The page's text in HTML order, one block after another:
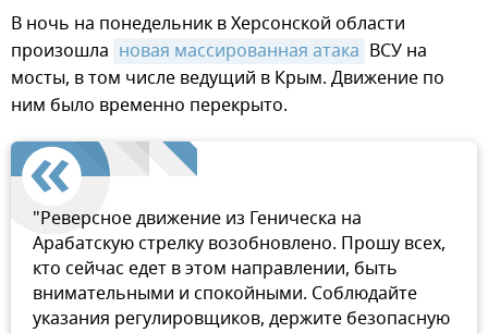
В ночь на понедельник в Херсонской области
произошла новая массированная атака ВСУ на
мосты, в том числе ведущий в Крым. Движение по
ним было временно перекрыто.
"Реверсное движение из Геническа на
Арабатскую стрелку возобновлено. Прошу всех,
кто сейчас едет в этом направлении, быть
внимательными и спокойными. Соблюдайте
указания регулировщиков, держите безопасную